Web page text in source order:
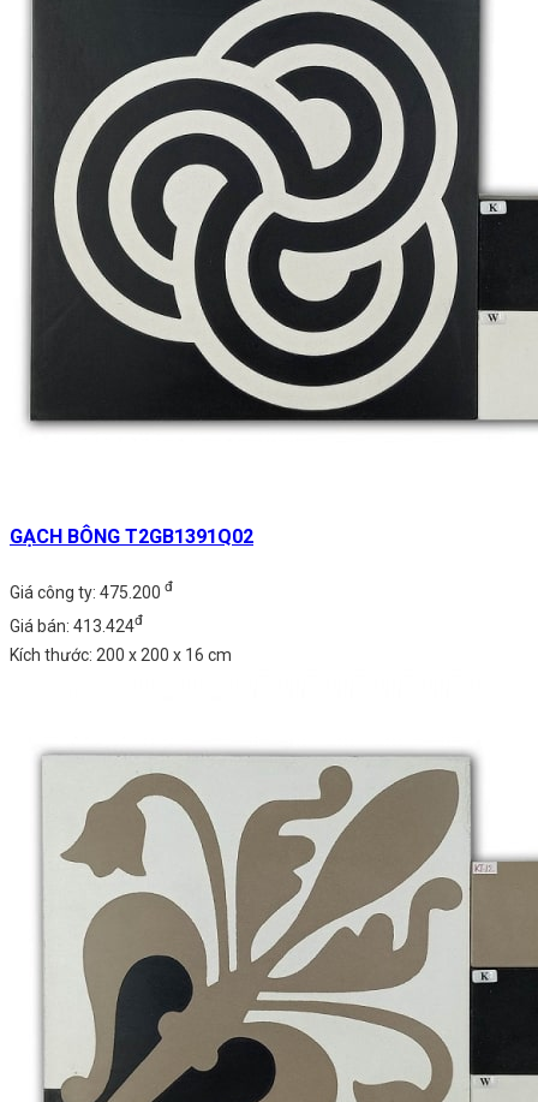
GẠCH BÔNG T2GB1391Q02
Giá công ty: 475.200 đ
Giá bán: 413.424đ
Kích thước: 200 x 200 x 16 cm